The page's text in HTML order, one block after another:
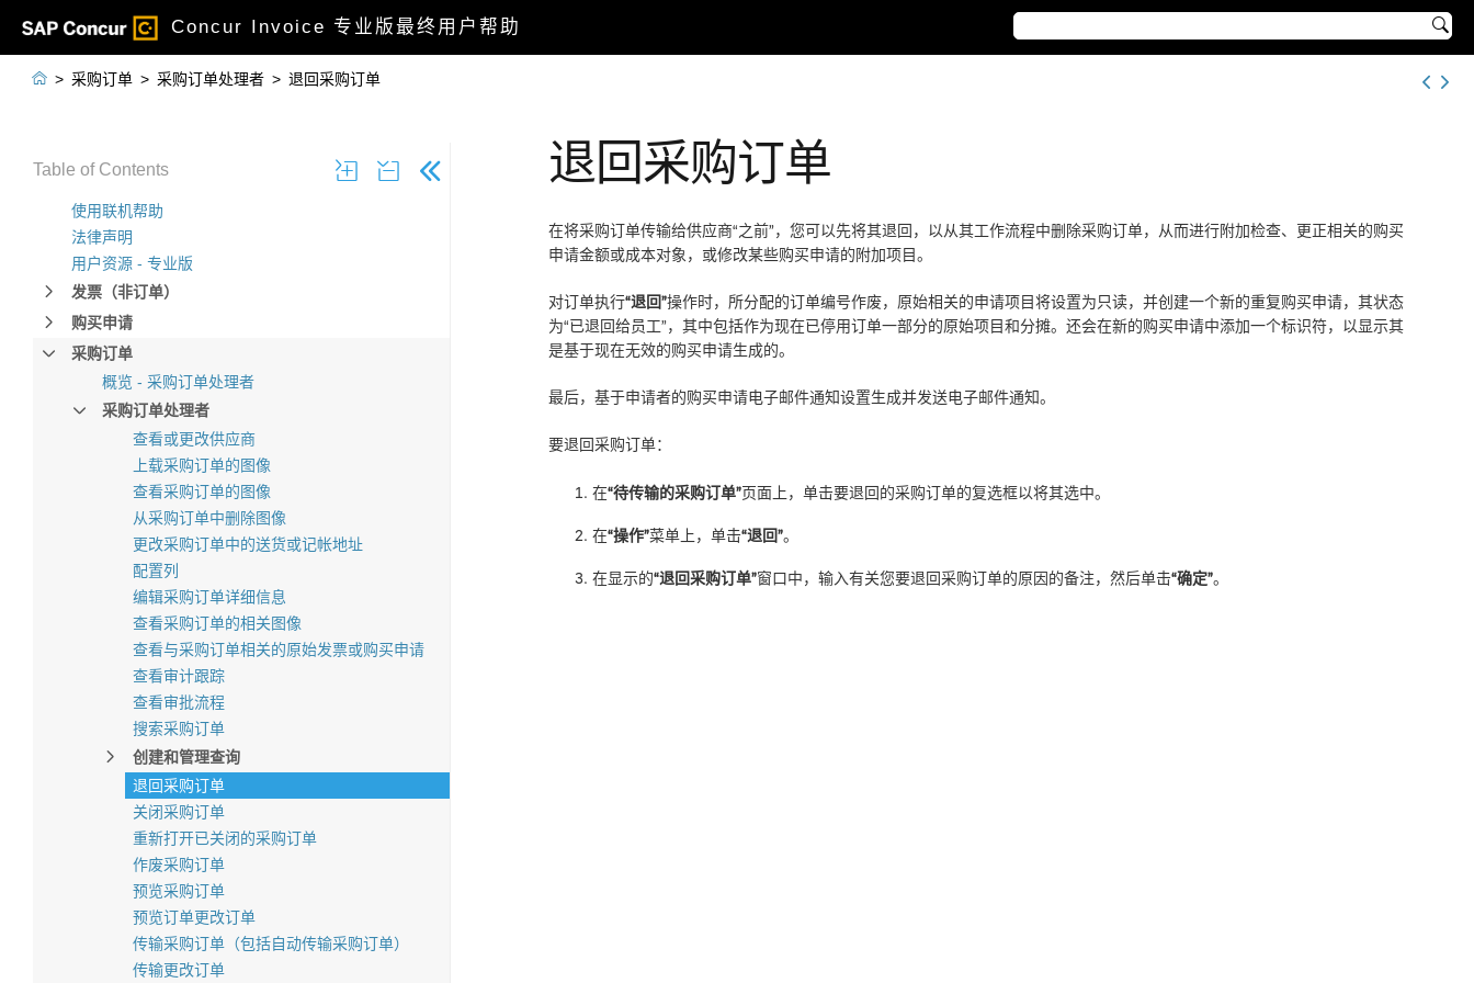
Concur Invoice 专业版最终用户帮助 
Table of Contents
使用联机帮助
法律声明
用户资源 - 专业版
发票（非订单）
购买申请
采购订单
概览 - 采购订单处理者
采购订单处理者
查看或更改供应商
上载采购订单的图像
查看采购订单的图像
从采购订单中删除图像
更改采购订单中的送货或记帐地址
配置列
编辑采购订单详细信息
查看采购订单的相关图像
查看与采购订单相关的原始发票或购买申请
查看审计跟踪
查看审批流程
搜索采购订单
创建和管理查询
退回采购订单
关闭采购订单
重新打开已关闭的采购订单
作废采购订单
预览采购订单
预览订单更改订单
传输采购订单（包括自动传输采购订单）
传输更改订单
 > 采购订单 > 采购订单处理者 > 退回采购订单
退回采购订单
在将采购订单传输给供应商“之前”，您可以先将其退回，以从其工作流程中删除采购订单，从而进行附加检查、更正相关的购买
申请金额或成本对象，或修改某些购买申请的附加项目。
对订单执行“退回”操作时，所分配的订单编号作废，原始相关的申请项目将设置为只读，并创建一个新的重复购买申请，其状态
为“已退回给员工”，其中包括作为现在已停用订单一部分的原始项目和分摊。还会在新的购买申请中添加一个标识符，以显示其
是基于现在无效的购买申请生成的。
最后，基于申请者的购买申请电子邮件通知设置生成并发送电子邮件通知。
要退回采购订单：
在“待传输的采购订单”页面上，单击要退回的采购订单的复选框以将其选中。
在“操作”菜单上，单击“退回”。
在显示的“退回采购订单”窗口中，输入有关您要退回采购订单的原因的备注，然后单击“确定”。